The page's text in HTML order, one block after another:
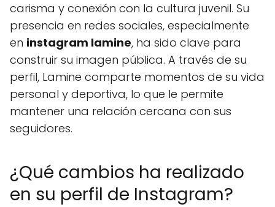
carisma y conexión con la cultura juvenil. Su
presencia en redes sociales, especialmente
en instagram lamine, ha sido clave para
construir su imagen pública. A través de su
perfil, Lamine comparte momentos de su vida
personal y deportiva, lo que le permite
mantener una relación cercana con sus
seguidores.
¿Qué cambios ha realizado
en su perfil de Instagram?